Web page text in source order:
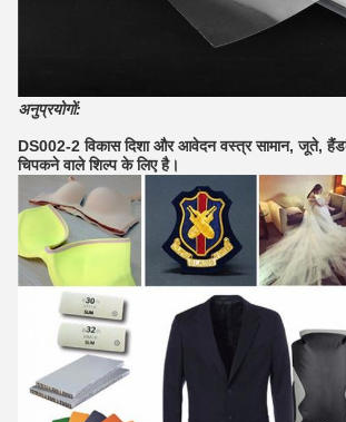
अनुप्रयोगों:
DS002-2 विकास दिशा और आवेदन वस्त्र सामान, जूते,
चिपकने वाले शिल्प के लिए है।